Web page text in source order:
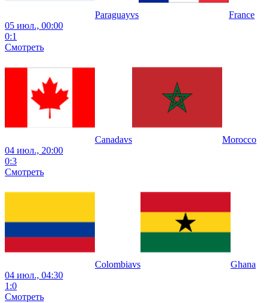
Paraguayvs
France
05 июл., 00:00
0:1
Смотреть
Canadavs
Morocco
04 июл., 20:00
0:3
Смотреть
Colombiavs
Ghana
04 июл., 04:30
1:0
Смотреть